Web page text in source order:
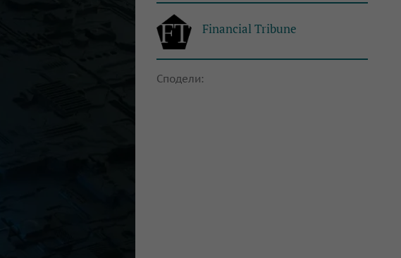
Financial Tribune
Сподели: